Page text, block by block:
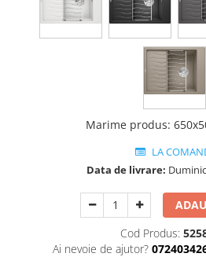
Marime produs:
LA
Data de livrare:
Cod Produs:
Ai nevoie de ajutor?